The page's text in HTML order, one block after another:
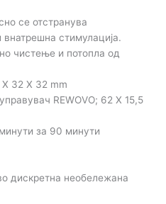
се отстранува
стимулација.
чистење и потопла од
X 32 X 32 mm
REWOVO; 62 X 15,5
за 90 минути
дискретна необележана